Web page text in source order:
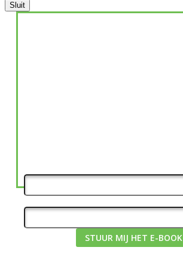
Sluit
STUUR MIJ HET E-BOOK